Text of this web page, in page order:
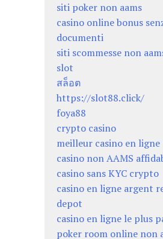
siti poker non aams
casino online bonus
documenti
siti scommesse non
slot
สล็อต
https://slot88.click/
foya88
crypto casino
meilleur casino en ligne
casino non AAMS
casino sans KYC crypto
casino en ligne argent
depot
casino en ligne le plus
poker room online non